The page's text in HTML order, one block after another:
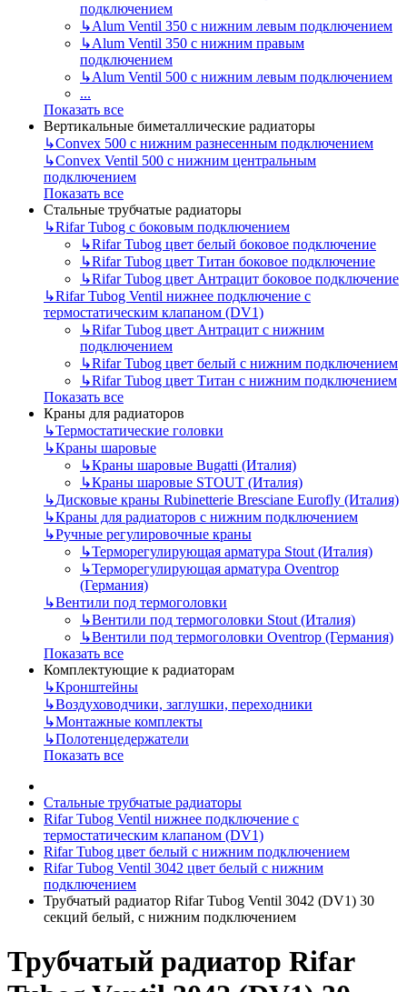
подключением
↳Alum Ventil 350 с нижним левым подключением
↳Alum Ventil 350 с нижним правым
подключением
↳Alum Ventil 500 с нижним левым подключением
...
Показать все
Вертикальные биметаллические радиаторы
↳Convex 500 с нижним разнесенным подключением
↳Convex Ventil 500 с нижним центральным
подключением
Показать все
Стальные трубчатые радиаторы
↳Rifar Tubog с боковым подключением
↳Rifar Tubog цвет белый боковое подключение
↳Rifar Tubog цвет Титан боковое подключение
↳Rifar Tubog цвет Антрацит боковое подключение
↳Rifar Tubog Ventil нижнее подключение с
термостатическим клапаном (DV1)
↳Rifar Tubog цвет Антрацит с нижним
подключением
↳Rifar Tubog цвет белый с нижним подключением
↳Rifar Tubog цвет Титан с нижним подключением
Показать все
Краны для радиаторов
↳Термостатические головки
↳Краны шаровые
↳Краны шаровые Bugatti (Италия)
↳Краны шаровые STOUT (Италия)
↳Дисковые краны Rubinetterie Bresciane Eurofly (Италия)
↳Краны для радиаторов с нижним подключением
↳Ручные регулировочные краны
↳Терморегулирующая арматура Stout (Италия)
↳Терморегулирующая арматура Oventrop
(Германия)
↳Вентили под термоголовки
↳Вентили под термоголовки Stout (Италия)
↳Вентили под термоголовки Oventrop (Германия)
Показать все
Комплектующие к радиаторам
↳Кронштейны
↳Воздуховодчики, заглушки, переходники
↳Монтажные комплекты
↳Полотенцедержатели
Показать все
Стальные трубчатые радиаторы
Rifar Tubog Ventil нижнее подключение с
термостатическим клапаном (DV1)
Rifar Tubog цвет белый с нижним подключением
Rifar Tubog Ventil 3042 цвет белый с нижним
подключением
Трубчатый радиатор Rifar Tubog Ventil 3042 (DV1) 30
секций белый, с нижним подключением
Трубчатый радиатор Rifar